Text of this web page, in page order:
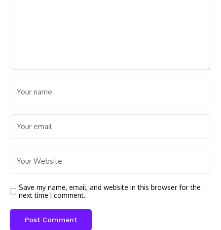
Save my name, email, and website in this browser for the
next time I comment.